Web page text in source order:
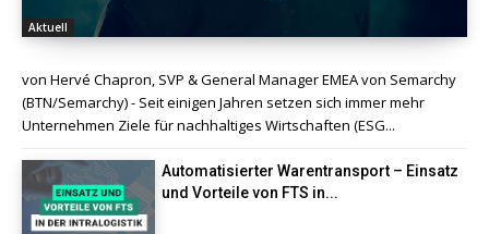
Aktuell
von Hervé Chapron, SVP & General Manager EMEA von Semarchy
(BTN/Semarchy) - Seit einigen Jahren setzen sich immer mehr
Unternehmen Ziele für nachhaltiges Wirtschaften (ESG...
Automatisierter Warentransport – Einsatz
und Vorteile von FTS in...